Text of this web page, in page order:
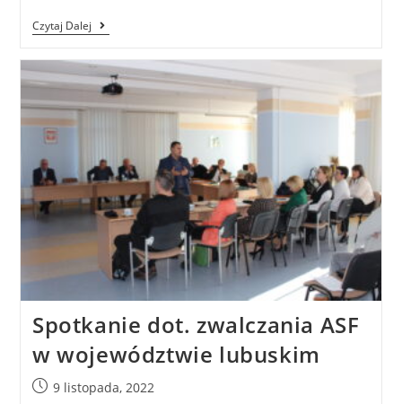
Czytaj Dalej
Spotkanie dot. zwalczania ASF
w województwie lubuskim
9 listopada, 2022